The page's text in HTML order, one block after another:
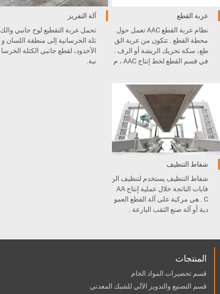
عربة القطع
نظام عربة القطع AAC تعمل حول
محطة القطع . تتكون من عربة الق
طع، سكة تحريك الريشة أو الرف .
في قسم القطع لخط إنتاج AAC ، م
ة القلب إلى طاولة المنحدرة .
آلة التفريز
تحمل عربة التقطيع لوح جانبي والك
تلة الخرسانية إلى منطقة اللسان و
الأخدود، لقطع جانبي الكتلة الخرسا
نية.
شفاط التنظيف
شفاط التنظيف يستخدم لتنظيف الن
فايات الناتجة خلال عملية إنتاج AA
C . هي مركبة على آلة القطع العمو
دية أو آلة صنع الثقب البارعة .
المنتجات
قسم تحضيرات المواد الخام
قسم التصنيع والتدوير الآلي للشبك المعدني